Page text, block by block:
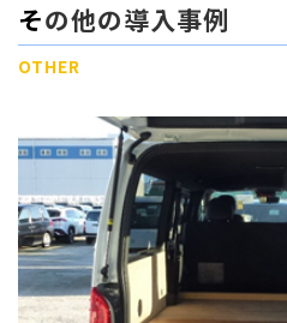
その他の導入事例
OTHER